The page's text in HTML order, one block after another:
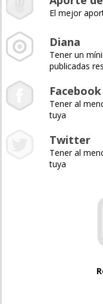
El mejor
Diana
Tener un
publicadas
Facebook
Tener al
tuya
Twitter
Tener al
tuya